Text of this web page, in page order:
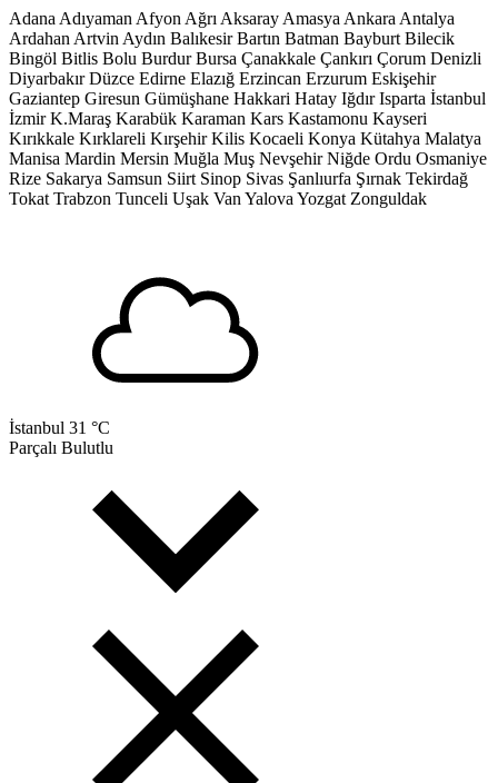
Adana Adıyaman Afyon Ağrı Aksaray Amasya Ankara Antalya
Ardahan Artvin Aydın Balıkesir Bartın Batman Bayburt Bilecik
Bingöl Bitlis Bolu Burdur Bursa Çanakkale Çankırı Çorum Denizli
Diyarbakır Düzce Edirne Elazığ Erzincan Erzurum Eskişehir
Gaziantep Giresun Gümüşhane Hakkari Hatay Iğdır Isparta İstanbul
İzmir K.Maraş Karabük Karaman Kars Kastamonu Kayseri
Kırıkkale Kırklareli Kırşehir Kilis Kocaeli Konya Kütahya Malatya
Manisa Mardin Mersin Muğla Muş Nevşehir Niğde Ordu Osmaniye
Rize Sakarya Samsun Siirt Sinop Sivas Şanlıurfa Şırnak Tekirdağ
Tokat Trabzon Tunceli Uşak Van Yalova Yozgat Zonguldak
İstanbul 31 °C
Parçalı Bulutlu